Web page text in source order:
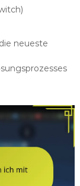
neueste